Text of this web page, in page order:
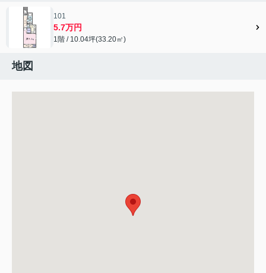
101
5.7万円
1階 / 10.04坪(33.20㎡)
地図